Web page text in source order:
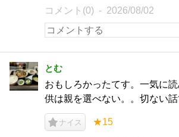
コメント(0) 2026/08/02
とむ
おもしろかったてす。一気に
供は親を選べない。。切ない話
ナイス ★15